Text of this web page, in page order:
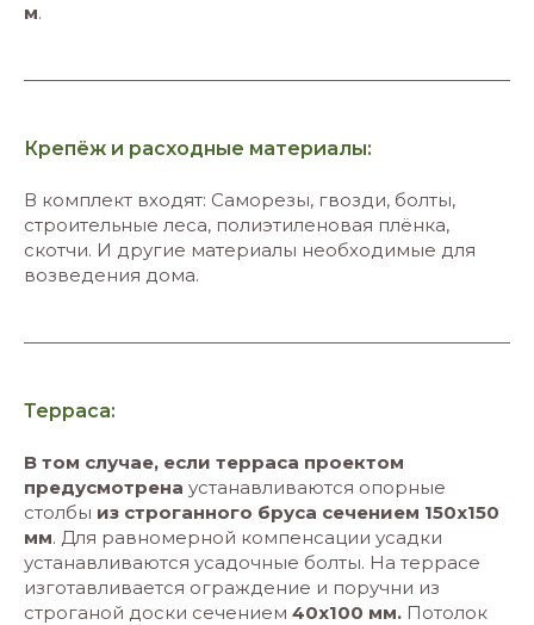
м.
Крепёж и расходные материалы:
В комплект входят: Саморезы, гвозди, болты,
строительные леса, полиэтиленовая плёнка,
скотчи. И другие материалы необходимые для
возведения дома.
Терраса:
В том случае, если терраса проектом
предусмотрена устанавливаются опорные
столбы из строганного бруса сечением 150х150
мм. Для равномерной компенсации усадки
устанавливаются усадочные болты. На террасе
изготавливается ограждение и поручни из
строганой доски сечением 40х100 мм. Потолок